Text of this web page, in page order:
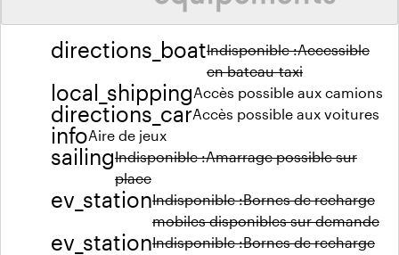
directions_boatIndisponible :Accessible
en bateau-taxi
local_shippingAccès possible aux camions
directions_carAccès possible aux voitures
infoAire de jeux
sailingIndisponible :Amarrage possible sur
place
ev_stationIndisponible :Bornes de recharge
mobiles disponibles sur demande
ev_stationIndisponible :Bornes de recharge